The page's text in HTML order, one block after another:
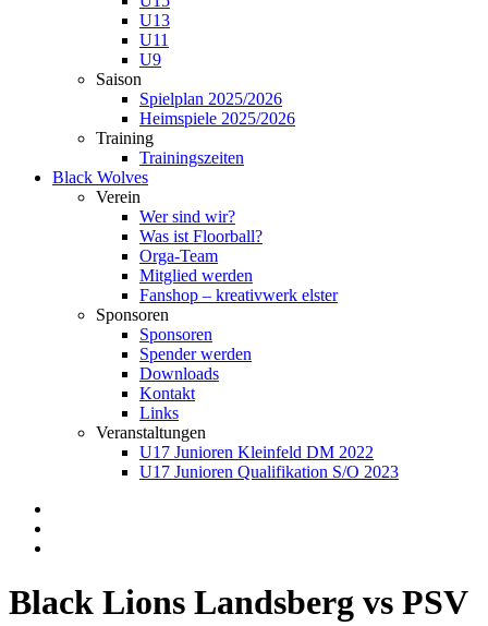
U13
U11
U9
Saison
Spielplan 2025/2026
Heimspiele 2025/2026
Training
Trainingszeiten
Black Wolves
Verein
Wer sind wir?
Was ist Floorball?
Orga-Team
Mitglied werden
Fanshop – kreativwerk elster
Sponsoren
Sponsoren
Spender werden
Downloads
Kontakt
Links
Veranstaltungen
U17 Junioren Kleinfeld DM 2022
U17 Junioren Qualifikation S/O 2023
Black Lions Landsberg vs PSV